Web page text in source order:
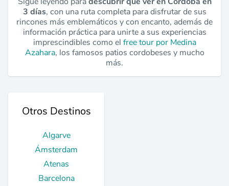
3 días, con una ruta completa para disfrutar de sus
rincones más emblemáticos y con encanto, además de
información práctica para unirte a sus experiencias
imprescindibles como el free tour por Medina
Azahara, los famosos patios cordobeses y mucho
más.
Otros Destinos
Algarve
Ámsterdam
Atenas
Barcelona